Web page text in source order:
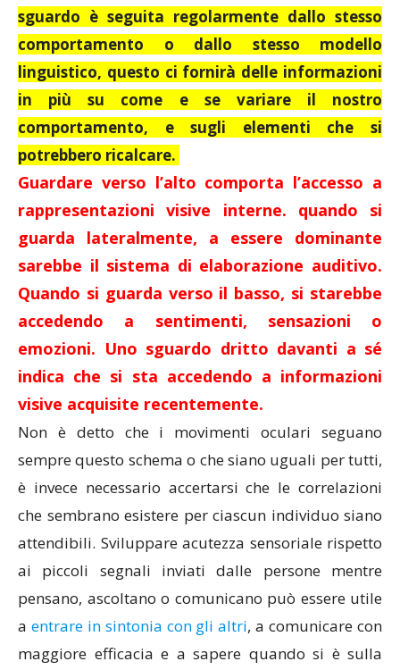
sguardo è seguita regolarmente dallo stesso
comportamento o dallo stesso modello
linguistico, questo ci fornirà delle informazioni
in più su come e se variare il nostro
comportamento, e sugli elementi che si
potrebbero ricalcare.
Guardare verso l’alto comporta l’accesso a
rappresentazioni visive interne. quando si
guarda lateralmente, a essere dominante
sarebbe il sistema di elaborazione auditivo.
Quando si guarda verso il basso, si starebbe
accedendo a sentimenti, sensazioni o
emozioni. Uno sguardo dritto davanti a sé
indica che si sta accedendo a informazioni
visive acquisite recentemente.
Non è detto che i movimenti oculari seguano
sempre questo schema o che siano uguali per tutti,
è invece necessario accertarsi che le correlazioni
che sembrano esistere per ciascun individuo siano
attendibili. Sviluppare acutezza sensoriale rispetto
ai piccoli segnali inviati dalle persone mentre
pensano, ascoltano o comunicano può essere utile
a entrare in sintonia con gli altri, a comunicare con
maggiore efficacia e a sapere quando si è sulla